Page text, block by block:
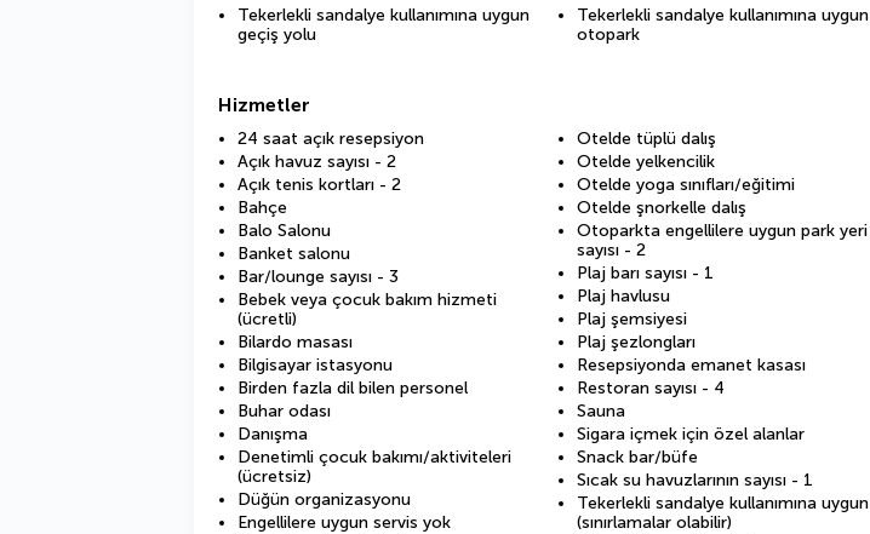
Tekerlekli sandalye kullanımına uygun
geçiş yolu
Tekerlekli sandalye kullanımına uygun
otopark
Hizmetler
24 saat açık resepsiyon
Açık havuz sayısı - 2
Açık tenis kortları - 2
Bahçe
Balo Salonu
Banket salonu
Bar/lounge sayısı - 3
Bebek veya çocuk bakım hizmeti
(ücretli)
Bilardo masası
Bilgisayar istasyonu
Birden fazla dil bilen personel
Buhar odası
Danışma
Denetimli çocuk bakımı/aktiviteleri
(ücretsiz)
Düğün organizasyonu
Engellilere uygun servis yok
Otelde tüplü dalış
Otelde yelkencilik
Otelde yoga sınıfları/eğitimi
Otelde şnorkelle dalış
Otoparkta engellilere uygun park yeri
sayısı - 2
Plaj barı sayısı - 1
Plaj havlusu
Plaj şemsiyesi
Plaj şezlongları
Resepsiyonda emanet kasası
Restoran sayısı - 4
Sauna
Sigara içmek için özel alanlar
Snack bar/büfe
Sıcak su havuzlarının sayısı - 1
Tekerlekli sandalye kullanımına uygun
(sınırlamalar olabilir)